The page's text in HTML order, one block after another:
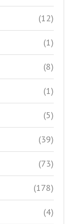
(12)
(1)
(8)
(1)
(5)
(39)
(73)
(178)
(4)